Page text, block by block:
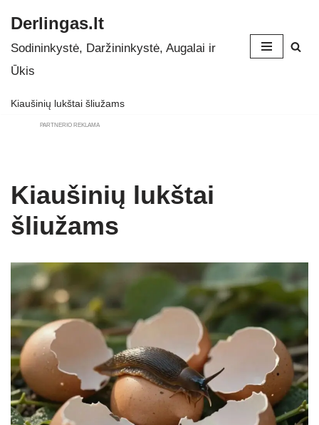
Skip
to
Derlingas.lt
Sodininkystė, Daržininkystė, Augalai ir
Ūkis
Kiaušinių lukštai šliužams
PARTNERIO REKLAMA
Kiaušinių lukštai
šliužams